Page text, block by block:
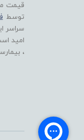
قیمت
توسط
سراسر
امید
،